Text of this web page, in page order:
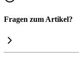
Fragen zum Artikel?